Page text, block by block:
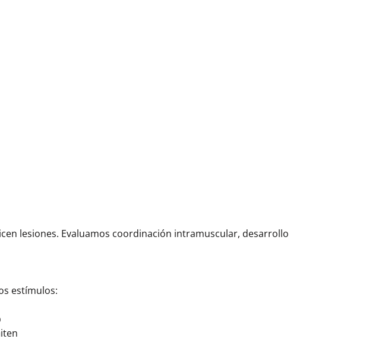
lesiones. Evaluamos coordinación intramuscular, desarrollo
estímulos: